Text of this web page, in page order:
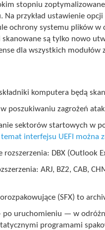
stopniu
Na przykład ustawienie
ochrony systemu plików
są tylko nowo
dla wszystkich
komputera będą
poszukiwaniu zagrożeń
sektorów startowych w
interfejsu UEFI można
DBX (Outlook
ARJ, BZ2, CAB,
(SFX) to
uruchomieniu — w
programami